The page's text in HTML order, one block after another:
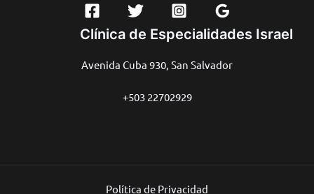
Clínica de Especialidades Israel
Avenida Cuba 930, San Salvador
+503 22702929
Política de Privacidad